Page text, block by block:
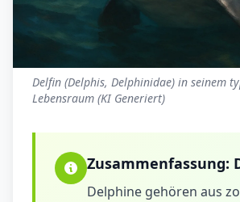
Delfin (Delphis, Delphinidae) in seinem
Lebensraum (KI Generiert)
Zusammenfassung:
Delphine gehören aus